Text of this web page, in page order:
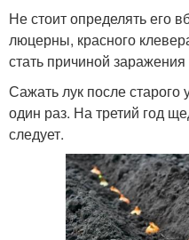
Не стоит определять его
люцерны, красного
стать причиной
Сажать лук после старого
один раз. На третий год
следует.